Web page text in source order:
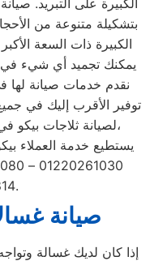
الكبيرة على التبريد.
بتشكيلة متنوعة من
الكبيرة ذات السعة
نقدم خدمات صيانة
توفير الأقرب إليك في
لصيانة ثلاجات بيكو في منطقة الرحاب بأكثر من رقم،
يستطيع خدمة العملاء
01010916814.
صيانة
إذا كان لديك غسالة